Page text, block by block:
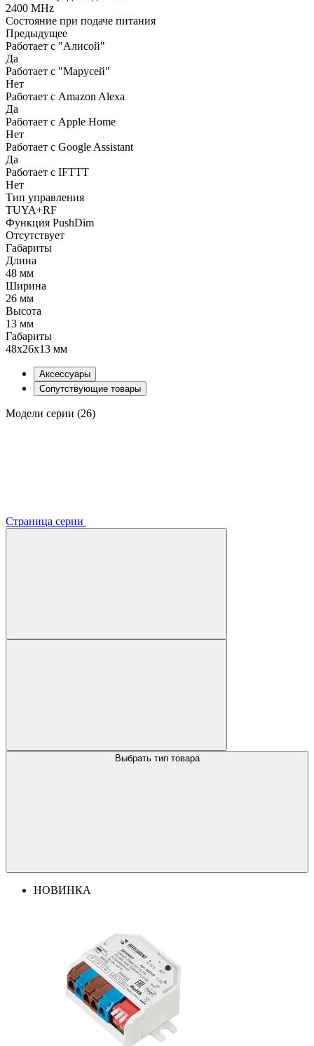
2400 MHz
Состояние при подаче питания
Предыдущее
Работает с "Алисой"
Да
Работает с "Марусей"
Нет
Работает с Amazon Alexa
Да
Работает с Apple Home
Нет
Работает с Google Assistant
Да
Работает с IFTTT
Нет
Тип управления
TUYA+RF
Функция PushDim
Отсутствует
Габариты
Длина
48 мм
Ширина
26 мм
Высота
13 мм
Габариты
48x26x13 мм
Аксессуары
Сопутствующие товары
Модели серии (26)
Страница серии
Выбрать тип товара
НОВИНКА